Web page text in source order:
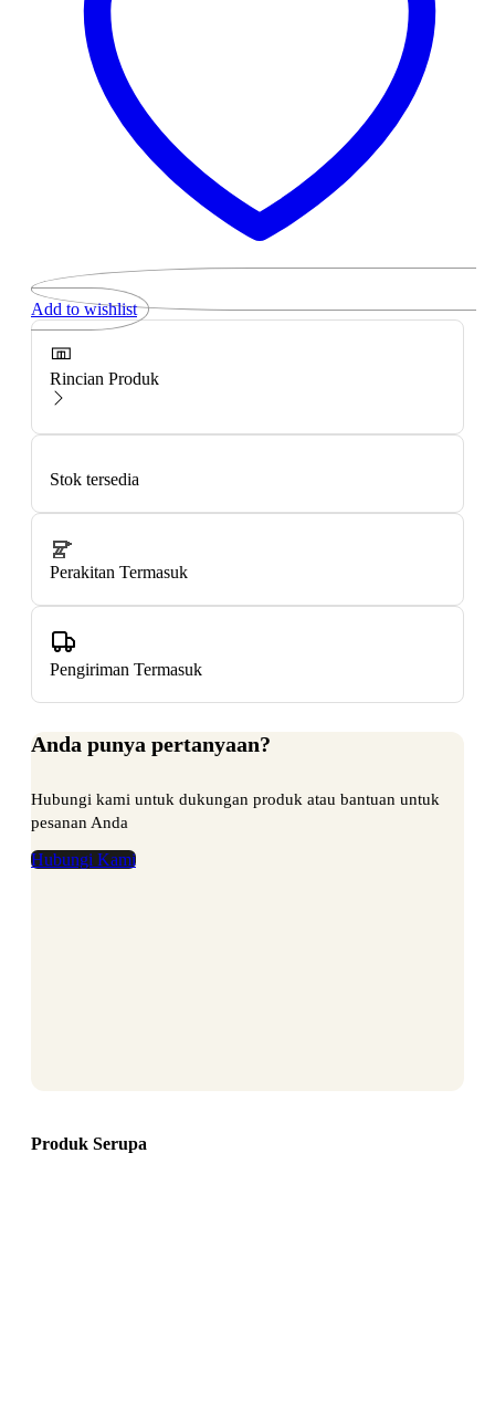
Add to wishlist
Rincian Produk
Stok tersedia
Perakitan Termasuk
Pengiriman Termasuk
Anda punya pertanyaan?
Hubungi kami untuk dukungan produk atau bantuan untuk
pesanan Anda
Hubungi Kami
Produk Serupa